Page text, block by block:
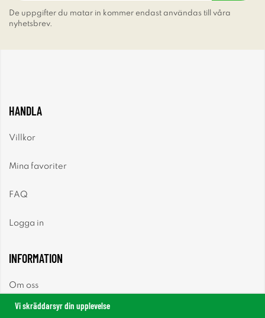
De uppgifter du matar in kommer endast användas till våra
nyhetsbrev.
HANDLA
Villkor
Mina favoriter
FAQ
Logga in
INFORMATION
Om oss
Vi skräddarsyr din upplevelse